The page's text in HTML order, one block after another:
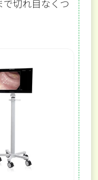
切れ目なくつ